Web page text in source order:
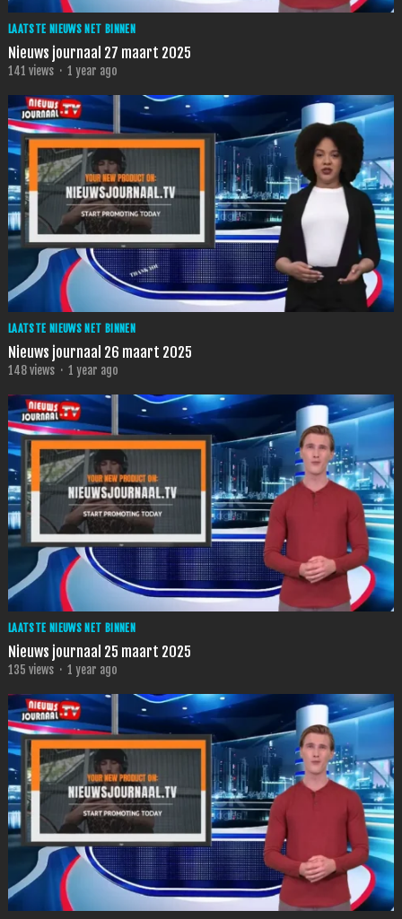
LAATSTE NIEUWS NET BINNEN
Nieuws journaal 27 maart 2025
141 views · 1 year ago
LAATSTE NIEUWS NET BINNEN
Nieuws journaal 26 maart 2025
148views · 1 year ago
LAATSTE NIEUWS NET BINNEN
Nieuws journaal 25 maart 2025
135 views · 1 year ago